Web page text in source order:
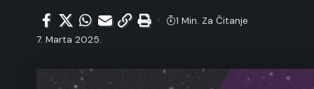
7. Marta 2025.
1 Min. Za Čitanje